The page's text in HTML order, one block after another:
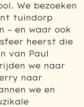
We bezoeken
tuindorp
en waar ook
heerst die
van Paul
we naar
naar
we en